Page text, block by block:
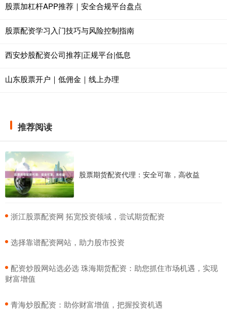
股票加杠杆APP推荐｜安全合规平台盘点
股票配资学习入门技巧与风险控制指南
西安炒股配资公司推荐|正规平台|低息
山东股票开户｜低佣金｜线上办理
推荐阅读
股票期货配资代理：安全可靠，高收益
​浙江股票配资网 拓宽投资领域，尝试期货配资
​选择靠谱配资网站，助力股市投资
​配资炒股网站选必选 珠海期货配资：助您抓住市场机遇，实现
财富增值
​青海炒股配资：助你财富增值，把握投资机遇